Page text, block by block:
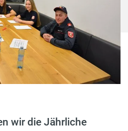
wir die Jährliche